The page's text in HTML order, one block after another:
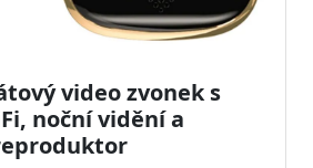
video zvonek s
noční vidění a